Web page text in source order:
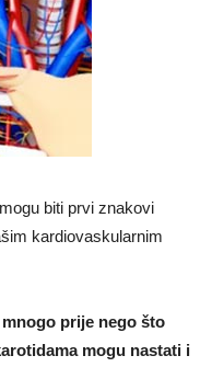
biti prvi znakovi
kardiovaskularnim
prije nego što
mogu nastati i